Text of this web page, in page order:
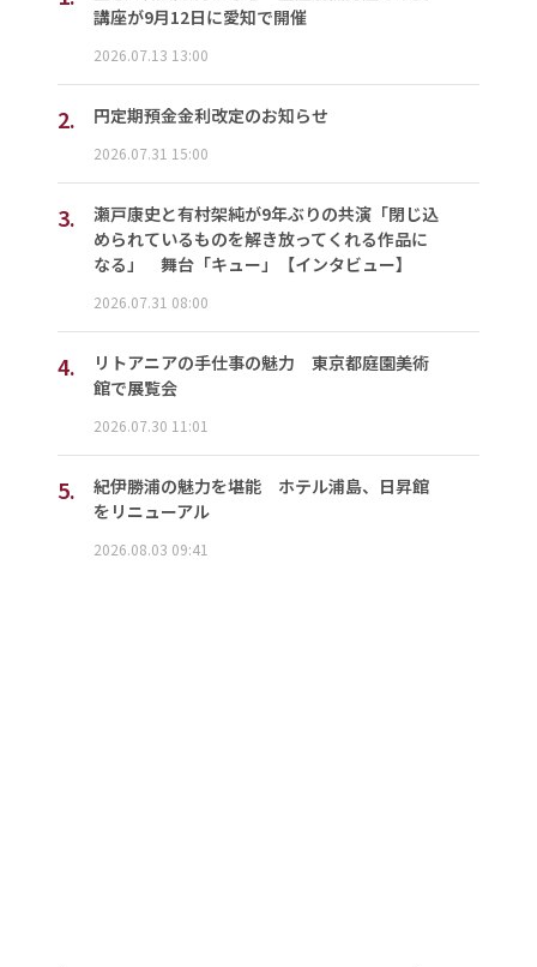
講座が9月12日に愛知で開催
2026.07.13 13:00
2. 円定期預金金利改定のお知らせ
2026.07.31 15:00
3.
瀬戸康史と有村架純が9年ぶりの共演「閉じ込
められているものを解き放ってくれる作品に
なる」 舞台「キュー」【インタビュー】
2026.07.31 08:00
4.
リトアニアの手仕事の魅力 東京都庭園美術
館で展覧会
2026.07.30 11:01
5.
紀伊勝浦の魅力を堪能 ホテル浦島、日昇館
をリニューアル
2026.08.03 09:41